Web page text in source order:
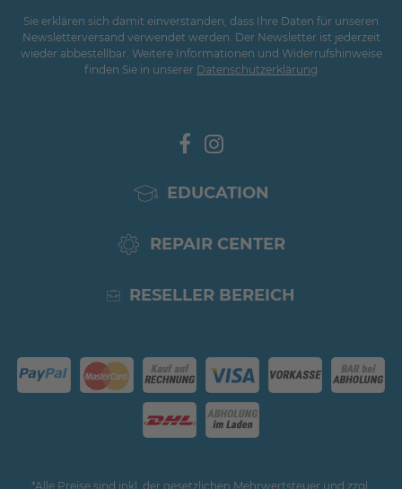
Sie erklären sich damit einverstanden, dass Ihre Daten für unseren
Newsletterversand verwendet werden. Der Newsletter ist jederzeit
wieder abbestellbar. Weitere Informationen und Widerrufshinweise
finden Sie in unserer Daten­schutz­erklärung
EDUCATION
REPAIR CENTER
RESELLER BEREICH
*Alle Preise sind inkl. der gesetzlichen Mehrwertsteuer und zzgl.